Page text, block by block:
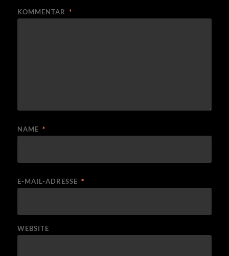
KOMMENTAR *
NAME *
E-MAIL-ADRESSE *
WEBSITE